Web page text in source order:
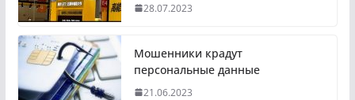
28.07.2023
Мошенники крадут
персональные данные
21.06.2023